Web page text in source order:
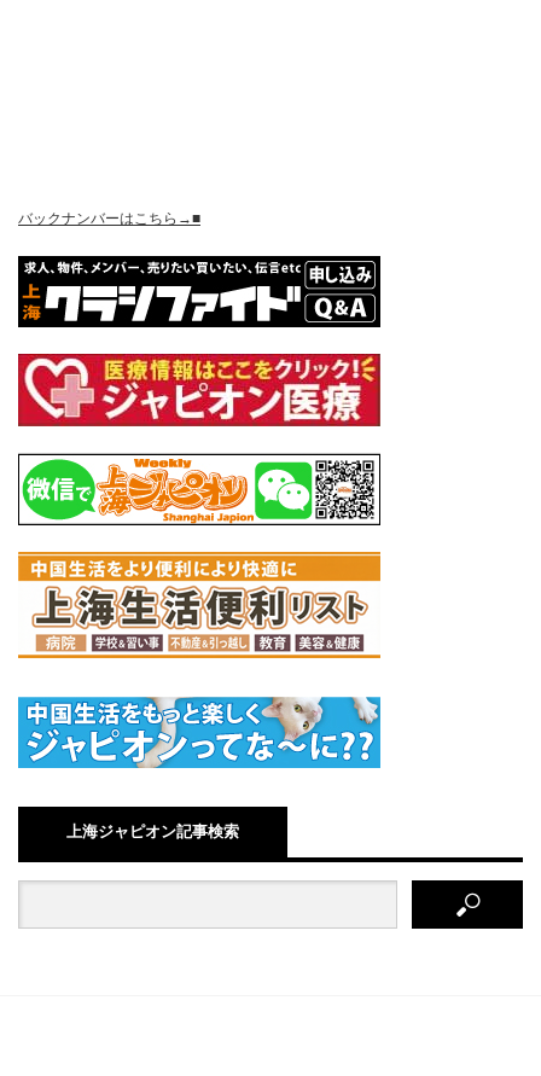
バックナンバーはこちら→■
上海ジャピオン記事検索